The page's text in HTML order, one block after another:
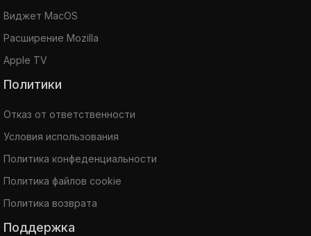
Виджет MacOS
Расширение Mozilla
Apple TV
Политики
Отказ от ответственности
Условия использования
Политика конфеденциальности
Политика файлов cookie
Политика возврата
Поддержка